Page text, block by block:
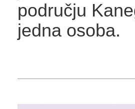
području
jedna osoba.